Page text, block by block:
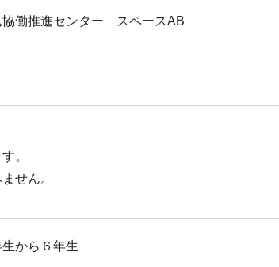
働推進センター スペースAB
。
せん。
から６年生